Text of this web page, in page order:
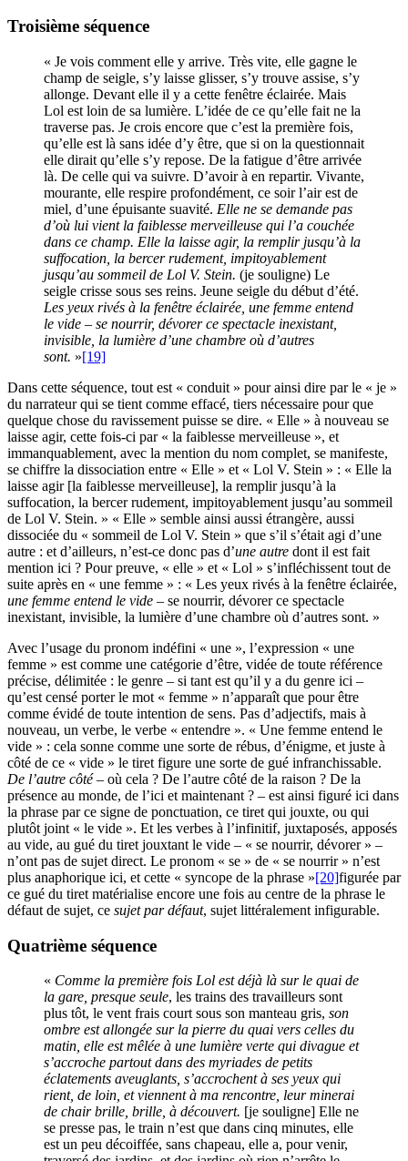
Troisième séquence
« Je vois comment elle y arrive. Très vite, elle gagne le
champ de seigle, s’y laisse glisser, s’y trouve assise, s’y
allonge. Devant elle il y a cette fenêtre éclairée. Mais
Lol est loin de sa lumière. L’idée de ce qu’elle fait ne la
traverse pas. Je crois encore que c’est la première fois,
qu’elle est là sans idée d’y être, que si on la questionnait
elle dirait qu’elle s’y repose. De la fatigue d’être arrivée
là. De celle qui va suivre. D’avoir à en repartir. Vivante,
mourante, elle respire profondément, ce soir l’air est de
miel, d’une épuisante suavité. Elle ne se demande pas
d’où lui vient la faiblesse merveilleuse qui l’a couchée
dans ce champ. Elle la laisse agir, la remplir jusqu’à la
suffocation, la bercer rudement, impitoyablement
jusqu’au sommeil de Lol V. Stein. (je souligne) Le
seigle crisse sous ses reins. Jeune seigle du début d’été.
Les yeux rivés à la fenêtre éclairée, une femme entend
le vide – se nourrir, dévorer ce spectacle inexistant,
invisible, la lumière d’une chambre où d’autres
sont. »[19]
Dans cette séquence, tout est « conduit » pour ainsi dire par le « je »
du narrateur qui se tient comme effacé, tiers nécessaire pour que
quelque chose du ravissement puisse se dire. « Elle » à nouveau se
laisse agir, cette fois-ci par « la faiblesse merveilleuse », et
immanquablement, avec la mention du nom complet, se manifeste,
se chiffre la dissociation entre « Elle » et « Lol V. Stein » : « Elle la
laisse agir [la faiblesse merveilleuse], la remplir jusqu’à la
suffocation, la bercer rudement, impitoyablement jusqu’au sommeil
de Lol V. Stein. » « Elle » semble ainsi aussi étrangère, aussi
dissociée du « sommeil de Lol V. Stein » que s’il s’était agi d’une
autre : et d’ailleurs, n’est-ce donc pas d’une autre dont il est fait
mention ici ? Pour preuve, « elle » et « Lol » s’infléchissent tout de
suite après en « une femme » : « Les yeux rivés à la fenêtre éclairée,
une femme entend le vide – se nourrir, dévorer ce spectacle
inexistant, invisible, la lumière d’une chambre où d’autres sont. »
Avec l’usage du pronom indéfini « une », l’expression « une
femme » est comme une catégorie d’être, vidée de toute référence
précise, délimitée : le genre – si tant est qu’il y a du genre ici –
qu’est censé porter le mot « femme » n’apparaît que pour être
comme évidé de toute intention de sens. Pas d’adjectifs, mais à
nouveau, un verbe, le verbe « entendre ». « Une femme entend le
vide » : cela sonne comme une sorte de rébus, d’énigme, et juste à
côté de ce « vide » le tiret figure une sorte de gué infranchissable.
De l’autre côté– où cela ? De l’autre côté de la raison ? De la
présence au monde, de l’ici et maintenant ? – est ainsi figuré ici dans
la phrase par ce signe de ponctuation, ce tiret qui jouxte, ou qui
plutôt joint « le vide ». Et les verbes à l’infinitif, juxtaposés, apposés
au vide, au gué du tiret jouxtant le vide – « se nourrir, dévorer » –
n’ont pas de sujet direct. Le pronom « se » de « se nourrir » n’est
plus anaphorique ici, et cette « syncope de la phrase »[20]figurée par
ce gué du tiret matérialise encore une fois au centre de la phrase le
défaut de sujet, ce sujet par défaut, sujet littéralement infigurable.
Quatrième séquence
« Comme la première fois Lol est déjà là sur le quai de
la gare, presque seule, les trains des travailleurs sont
plus tôt, le vent frais court sous son manteau gris, son
ombre est allongée sur la pierre du quai vers celles du
matin, elle est mêlée à une lumière verte qui divague et
s’accroche partout dans des myriades de petits
éclatements aveuglants, s’accrochent à ses yeux qui
rient, de loin, et viennent à ma rencontre, leur minerai
de chair brille, brille, à découvert. [je souligne] Elle ne
se presse pas, le train n’est que dans cinq minutes, elle
est un peu décoiffée, sans chapeau, elle a, pour venir,